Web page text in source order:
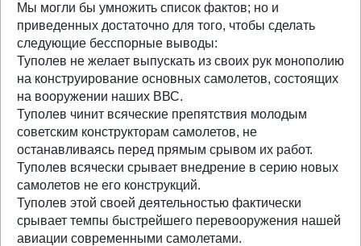
Мы могли бы умножить список фактов; но и
приведенных достаточно для того, чтобы сделать
следующие бесспорные выводы:
Туполев не желает выпускать из своих рук монополию
на конструирование основных самолетов, состоящих
на вооружении наших ВВС.
Туполев чинит всяческие препятствия молодым
советским конструкторам самолетов, не
останавливаясь перед прямым срывом их работ.
Туполев всячески срывает внедрение в серию новых
самолетов не его конструкций.
Туполев этой своей деятельностью фактически
срывает темпы быстрейшего перевооружения нашей
авиации современными самолетами.